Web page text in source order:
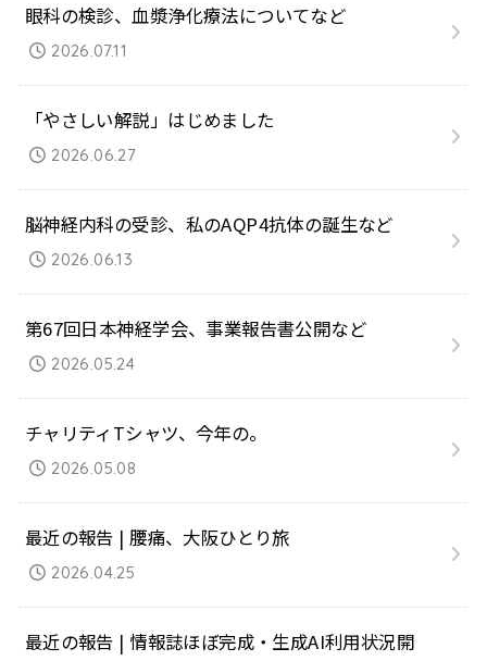
眼科の検診、血漿浄化療法についてなど
2026.07.11
「やさしい解説」はじめました
2026.06.27
脳神経内科の受診、私のAQP4抗体の誕生など
2026.06.13
第67回日本神経学会、事業報告書公開など
2026.05.24
チャリティTシャツ、今年の。
2026.05.08
最近の報告 | 腰痛、大阪ひとり旅
2026.04.25
最近の報告 | 情報誌ほぼ完成・生成AI利用状況開